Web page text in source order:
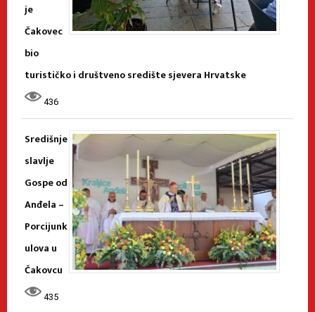
je
Čakovec
bio
turističko i društveno središte sjevera Hrvatske
436
Središnje
slavlje
Gospe od
Anđela –
Porcijunk
ulova u
Čakovcu
435